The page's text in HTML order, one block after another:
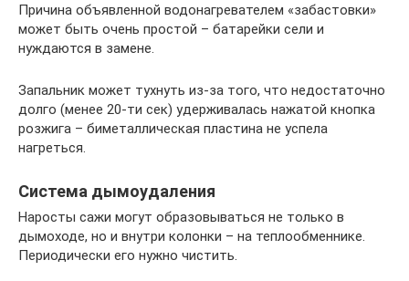
Причина объявленной водонагревателем «забастовки»
может быть очень простой – батарейки сели и
нуждаются в замене.
Запальник может тухнуть из-за того, что недостаточно
долго (менее 20-ти сек) удерживалась нажатой кнопка
розжига – биметаллическая пластина не успела
нагреться.
Система дымоудаления
Наросты сажи могут образовываться не только в
дымоходе, но и внутри колонки – на теплообменнике.
Периодически его нужно чистить.